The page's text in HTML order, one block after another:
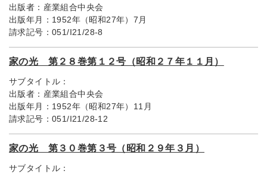
出版者： 産業組合中央会
出版年月： 1952年（昭和27年）7月
請求記号： 051/I21/28-8
家の光 第２８巻第１２号（昭和２７年１１月）
サブタイトル：
出版者： 産業組合中央会
出版年月： 1952年（昭和27年）11月
請求記号： 051/I21/28-12
家の光 第３０巻第３号（昭和２９年３月）
サブタイトル：